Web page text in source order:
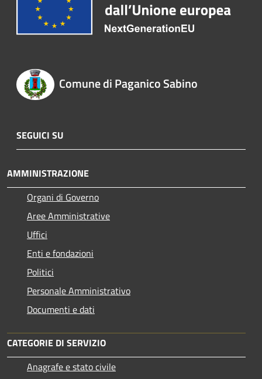
Comune di Paganico Sabino
SEGUICI SU
AMMINISTRAZIONE
Organi di Governo
Aree Amministrative
Uffici
Enti e fondazioni
Politici
Personale Amministrativo
Documenti e dati
CATEGORIE DI SERVIZIO
Anagrafe e stato civile